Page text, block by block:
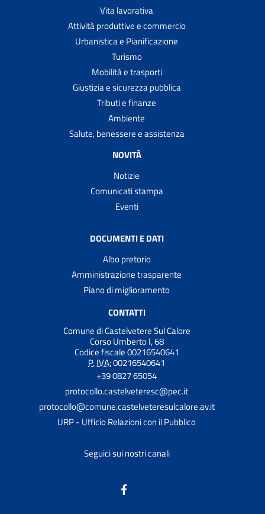
Vita lavorativa
Attività produttive e commercio
Urbanistica e Pianificazione
Turismo
Mobilità e trasporti
Giustizia e sicurezza pubblica
Tributi e finanze
Ambiente
Salute, benessere e assistenza
NOVITÀ
Notizie
Comunicati stampa
Eventi
DOCUMENTI E DATI
Albo pretorio
Amministrazione trasparente
Piano di miglioramento
CONTATTI
Comune di Castelvetere Sul Calore
Corso Umberto I, 68
Codice fiscale 00216540641
P. IVA:00216540641
+39 0827 65054
protocollo.castelveteresc@pec.it
protocollo@comune.castelveteresulcalore.av.it
URP - Ufficio Relazioni con il Pubblico
Seguici sui nostri canali